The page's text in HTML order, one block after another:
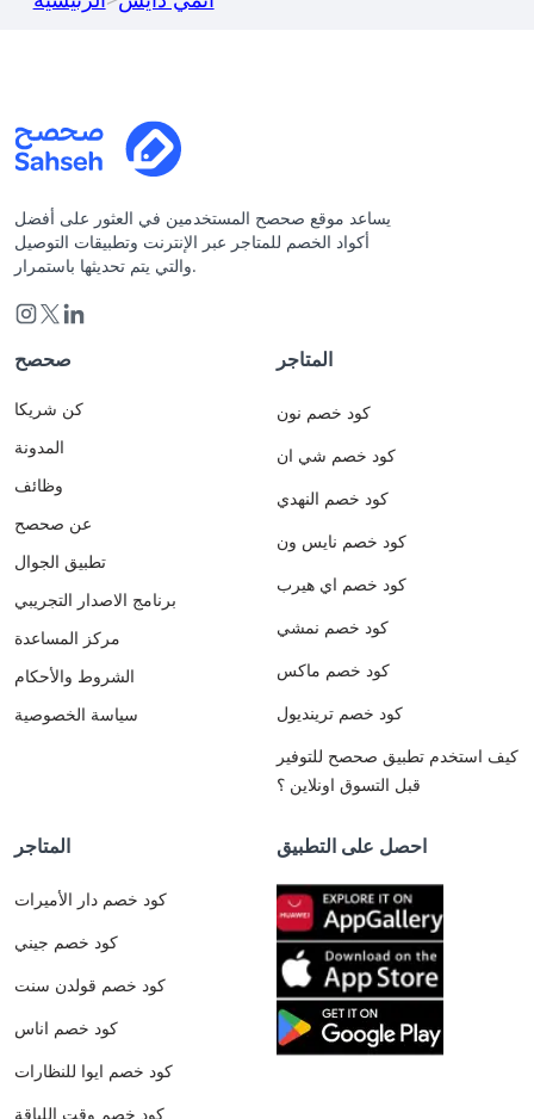
يساعد موقع صحصح المستخدمين في العثور على أفضل
أكواد الخصم للمتاجر عبر الإنترنت وتطبيقات التوصيل
والتي يتم تحديثها باستمرار.
صحصح
كن شريكا
المدونة
وظائف
عن صحصح
تطبيق الجوال
برنامج الاصدار التجريبي
مركز المساعدة
الشروط والأحكام
سياسة الخصوصية
المتاجر
كود خصم نون
كود خصم شي ان
كود خصم النهدي
كود خصم نايس ون
كود خصم اي هيرب
كود خصم نمشي
كود خصم ماكس
كود خصم ترينديول
كيف استخدم تطبيق صحصح للتوفير
قبل التسوق اونلاين ؟
المتاجر
كود خصم دار الأميرات
كود خصم جيني
كود خصم قولدن سنت
كود خصم اناس
كود خصم ايوا للنظارات
كود خصم وقت اللياقة
احصل على التطبيق